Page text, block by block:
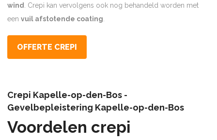
wind. Crepi kan vervolgens ook nog behandeld worden met
een vuil afstotende coating.
OFFERTE CREPI
Crepi Kapelle-op-den-Bos -
Gevelbepleistering Kapelle-op-den-Bos
Voordelen crepi